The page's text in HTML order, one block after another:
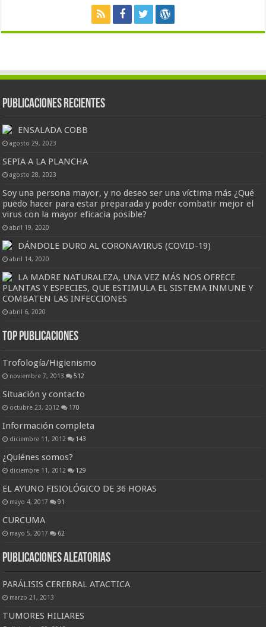
Publicaciones Recientes
ENSALADA COBB
agosto 29, 2023
SEPIA A LA PLANCHA
agosto 28, 2023
Soy una persona mayor, y no deseo ser una víctima más ¿Qué
puedo hacer para estar preparada y poder combatir mejor el
virus con la mayor eficacia posible?
abril 19, 2020
DÁNDOLE DURO AL CORONAVIRUS (COVID-19)
abril 14, 2020
LA MADRE NATURALEZA, UNA VEZ MÁS NOS OFRECE
PLANTAS Y ESPECIES, QUE ESTIMULA EL SISTEMA INMUNE Y
COMBATEN LAS INFECCIONES
abril 6, 2020
Top Publicaciones
Trofología/Higienismo
noviembre 7, 2013 512
Situación y contacto
octubre 23, 2012 170
Información completa
diciembre 11, 2012 143
¿Quiénes somos?
diciembre 11, 2012 129
EL AYUNO FISIOLÓGICO DE 36 HORAS
mayo 4, 2017 91
CURCUMA
mayo 5, 2017 62
Publicaciones Aleatorias
PARÁLISIS CEREBRAL ATACTICA
marzo 21, 2013
TUMORES HILIARES